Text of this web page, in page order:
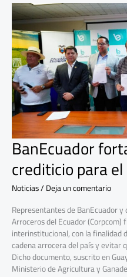
BanEcuador
crediticio para
Noticias/Deja un comentario
Representantes de BanEcuador
Arroceros del Ecuador
interinstitucional, con la finalidad
cadena arrocera del país y evitar
Dicho documento, suscrito en
Ministerio de Agricultura y
BanEcuador
fortalece
el
acceso
crediticio
para
el
sector
arrocero